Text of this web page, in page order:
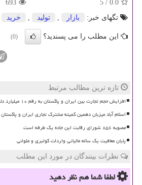
0.0
/
5
693
تگهای خبر:
بازار تولید خرید
این مطلب را می پسندید؟ (0)
تازه ترین مطالب مرتبط
افزایش حجم تجارت بین ایران و پاکستان به رقم ۱۰ میلیارد دلار
اسلام آباد میزبان دهمین کمیته مشترک تجاری ایران و پاکستان
مصوبه ۸۵۶ شورای رقابت این جاده یک طرفه است
پایان معافیت یک ساله مالیاتی واردات کولبری و ملوانی
نظرات بینندگان در مورد این مطلب
لطفا شما همنظر دهید